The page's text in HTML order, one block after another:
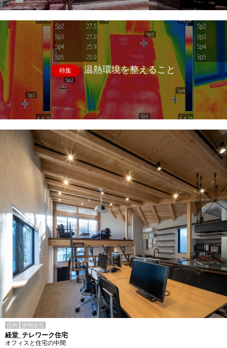
特集 温熱環境を整えること
目的 併用住宅
経堂_テレワーク住宅
オフィスと住宅の中間